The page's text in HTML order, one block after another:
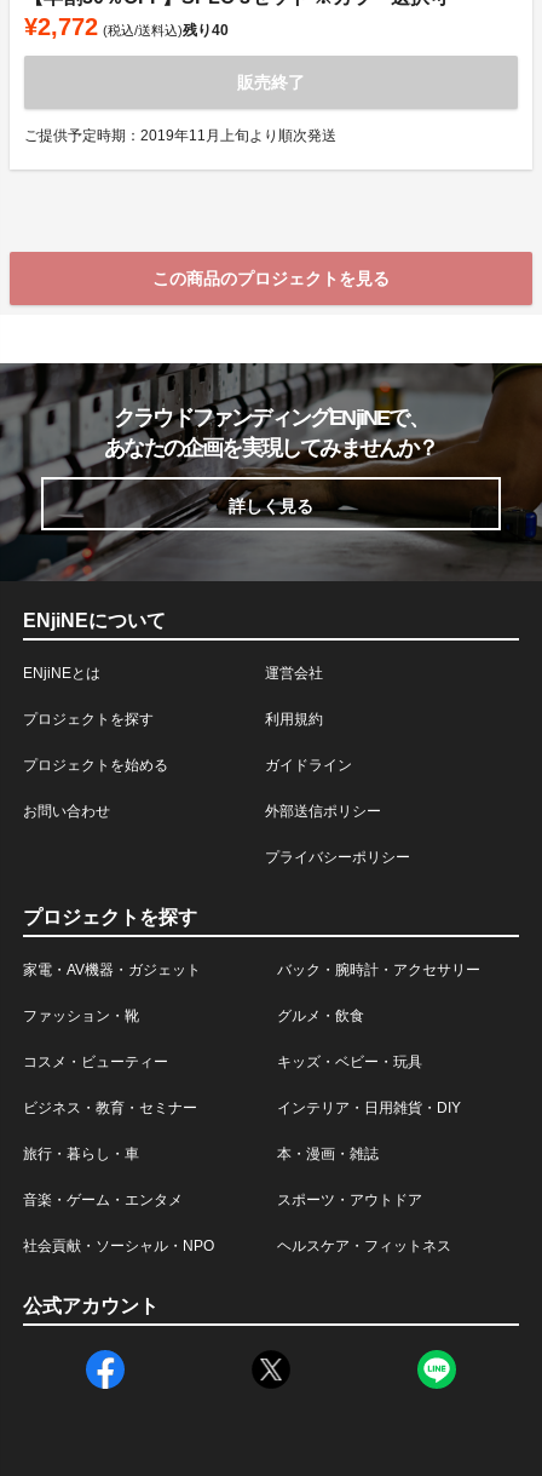
¥2,772 (税込/送料込)残り40
販売終了
ご提供予定時期：2019年11月上旬より順次発送
この商品のプロジェクトを見る
クラウドファンディングENjiNEで、
あなたの企画を実現してみませんか？
詳しく見る
ENjiNEについて
ENjiNEとは
プロジェクトを探す
プロジェクトを始める
お問い合わせ
運営会社
利用規約
ガイドライン
外部送信ポリシー
プライバシーポリシー
プロジェクトを探す
家電・AV機器・ガジェット バック・腕時計・アクセサリー
ファッション・靴 グルメ・飲食
コスメ・ビューティー キッズ・ベビー・玩具
ビジネス・教育・セミナー インテリア・日用雑貨・DIY
旅行・暮らし・車 本・漫画・雑誌
音楽・ゲーム・エンタメ スポーツ・アウトドア
社会貢献・ソーシャル・NPO ヘルスケア・フィットネス
公式アカウント